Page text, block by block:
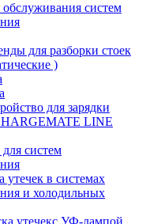
обслуживания систем
для разборки стоек
)
для зарядки
LINE
систем
утечек в системах
и холодильных
утечекс УФ-лампой